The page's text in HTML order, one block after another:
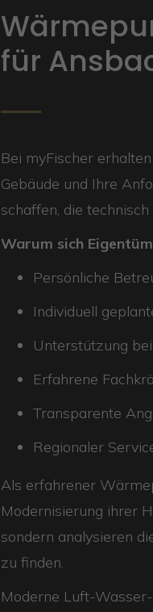
für
Bei myFischer
Gebäude und Ihre
schaffen, die
Warum sich
Persönliche
Individuell
Unterstützung
Erfahrene
Transparente
Regionaler
Als erfahrener
Modernisierung ihrer
sondern analysieren
zu finden.
Moderne Luft-